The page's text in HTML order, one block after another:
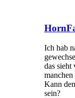
Ich hab
das sieht
Kann
sein?